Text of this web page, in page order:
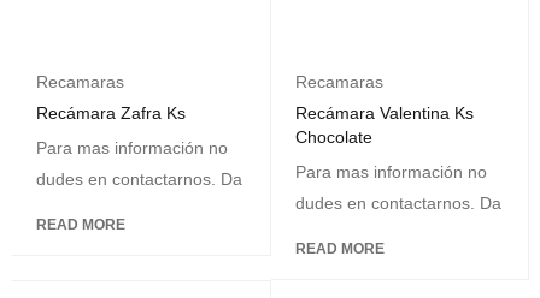
Recamaras
Recámara Zafra Ks
Para mas información no
dudes en contactarnos. Da
READ MORE
Recamaras
Recámara Valentina Ks
Chocolate
Para mas información no
dudes en contactarnos. Da
READ MORE